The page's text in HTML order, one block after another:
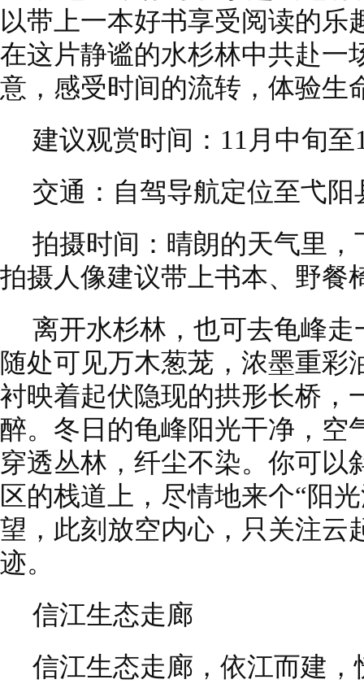
以带上一本好书享受阅读的
在这片静谧的水杉林中共赴一
意，感受时间的流转，体验生
建议观赏时间：11月中旬至
交通：自驾导航定位至弋
拍摄时间：晴朗的天气里
拍摄人像建议带上书本、野餐
离开水杉林，也可去龟峰
随处可见万木葱茏，浓墨重彩
衬映着起伏隐现的拱形长桥，
醉。冬日的龟峰阳光干净，空
穿透丛林，纤尘不染。你可以
区的栈道上，尽情地来个“阳
望，此刻放空内心，只关注云
迹。
信江生态走廊
信江生态走廊，依江而建